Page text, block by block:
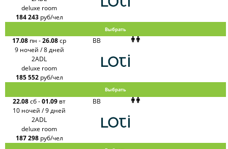
deluxe room
184 243 руб/чел
Выбрать
17.08 пн -26.08ср
9 ночей / 8 дней
BB
2ADL
deluxe room
185 552 руб/чел
Выбрать
22.08сб-01.09 вт
10 ночей / 9 дней
BB
2ADL
deluxe room
187 298 руб/чел